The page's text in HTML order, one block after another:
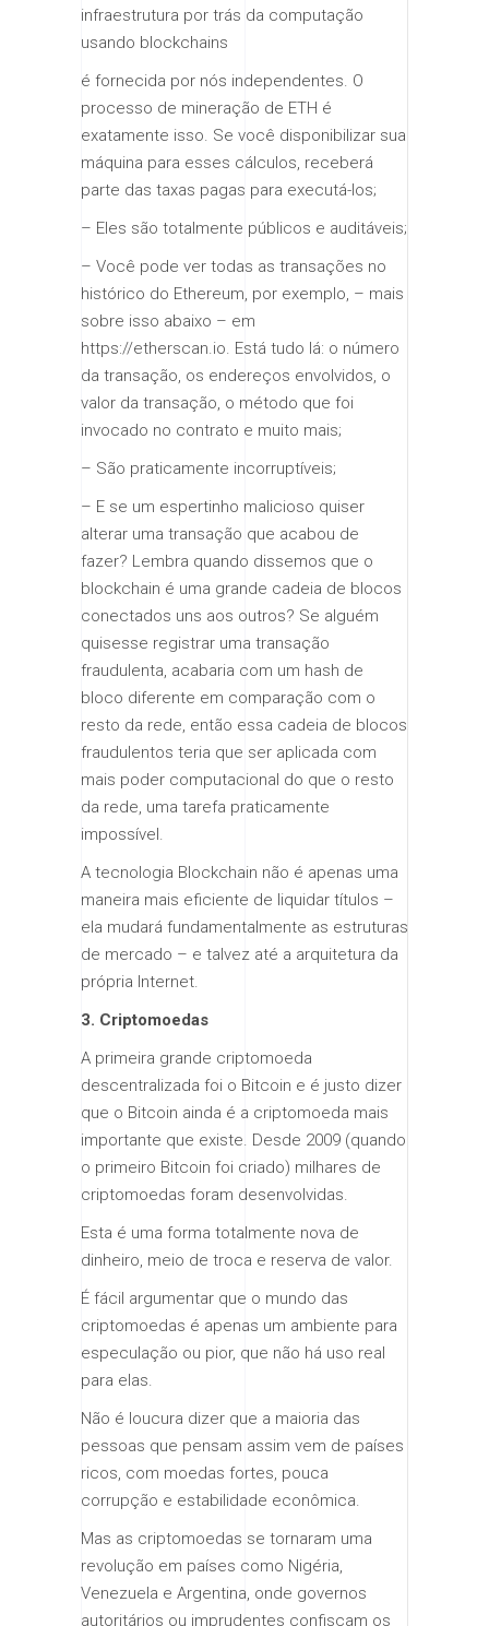
infraestrutura por trás da computação
usando blockchains
é fornecida por nós independentes. O
processo de mineração de ETH é
exatamente isso. Se você disponibilizar sua
máquina para esses cálculos, receberá
parte das taxas pagas para executá-los;
– Eles são totalmente públicos e auditáveis;
– Você pode ver todas as transações no
histórico do Ethereum, por exemplo, – mais
sobre isso abaixo – em
https://etherscan.io. Está tudo lá: o número
da transação, os endereços envolvidos, o
valor da transação, o método que foi
invocado no contrato e muito mais;
– São praticamente incorruptíveis;
– E se um espertinho malicioso quiser
alterar uma transação que acabou de
fazer? Lembra quando dissemos que o
blockchain é uma grande cadeia de blocos
conectados uns aos outros? Se alguém
quisesse registrar uma transação
fraudulenta, acabaria com um hash de
bloco diferente em comparação com o
resto da rede, então essa cadeia de blocos
fraudulentos teria que ser aplicada com
mais poder computacional do que o resto
da rede, uma tarefa praticamente
impossível.
A tecnologia Blockchain não é apenas uma
maneira mais eficiente de liquidar títulos –
ela mudará fundamentalmente as estruturas
de mercado – e talvez até a arquitetura da
própria Internet.
3. Criptomoedas
A primeira grande criptomoeda
descentralizada foi o Bitcoin e é justo dizer
que o Bitcoin ainda é a criptomoeda mais
importante que existe. Desde 2009 (quando
o primeiro Bitcoin foi criado) milhares de
criptomoedas foram desenvolvidas.
Esta é uma forma totalmente nova de
dinheiro, meio de troca e reserva de valor.
É fácil argumentar que o mundo das
criptomoedas é apenas um ambiente para
especulação ou pior, que não há uso real
para elas.
Não é loucura dizer que a maioria das
pessoas que pensam assim vem de países
ricos, com moedas fortes, pouca
corrupção e estabilidade econômica.
Mas as criptomoedas se tornaram uma
revolução em países como Nigéria,
Venezuela e Argentina, onde governos
autoritários ou imprudentes confiscam os